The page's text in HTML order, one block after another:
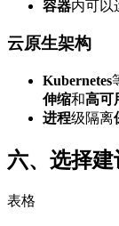
容器内可以
云原生架构
Kubernetes
伸缩和高可
进程级隔离
六、选择建
表格